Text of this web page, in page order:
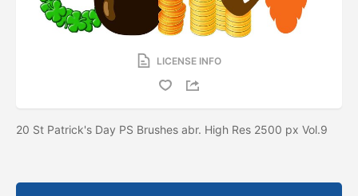
LICENSE INFO
20 St Patrick's Day PS Brushes abr. High Res 2500 px Vol.9